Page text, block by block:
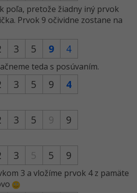
poľa, pretože žiadny iný prvok
Prvok 9 očividne zostane na
3 5 9 4
teda s posúvaním.
3 5 9 4
3 5 9 9
3 5 5 9
3 a vložíme prvok 4 z pamäte